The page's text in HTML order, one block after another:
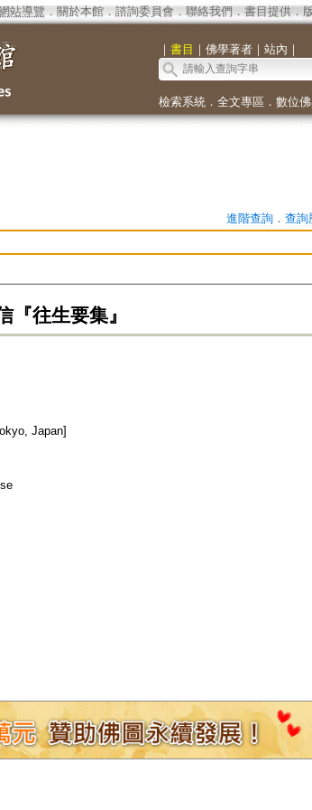
站導覽 ． 關於本館． 諮詢委員會． 聯絡我們 ． 書目提供．
｜ 書目 ｜ 佛學著者｜ 站內 ｜
檢索系統． 全文專區 ． 數位
進階查詢． 查詢
往生要集』
Japan]